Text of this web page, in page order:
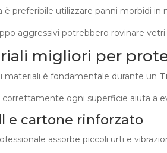
è preferibile utilizzare panni morbidi in
aggressivi potrebbero rovinare vetri
migliori per
materiali è fondamentale durante un
ogni superficie aiuta a
e cartone rinforzato
assorbe piccoli urti e